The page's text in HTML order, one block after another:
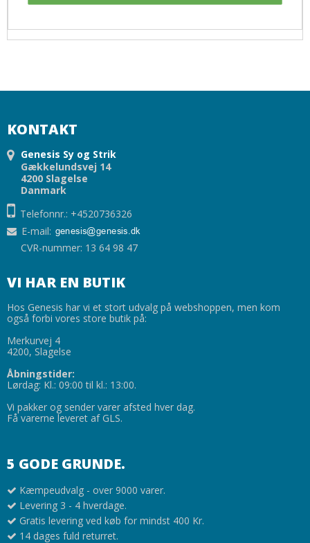
KONTAKT
Genesis Sy og Strik
Gækkelundsvej 14
4200 Slagelse
Danmark
Telefonnr.: +4520736326
E-mail:
CVR-nummer: 13 64 98 47
VI HAR EN BUTIK
Hos Genesis har vi et stort udvalg på webshoppen, men kom
også forbi vores store butik på:
Merkurvej 4
4200, Slagelse
Åbningstider:
Lørdag: Kl.: 09:00 til kl.: 13:00.
Vi pakker og sender varer afsted hver dag.
Få varerne leveret af GLS.
5 GODE GRUNDE.
Kæmpeudvalg - over 9000 varer.
Levering 3 - 4 hverdage.
Gratis levering ved køb for mindst 400 Kr.
14 dages fuld returret.